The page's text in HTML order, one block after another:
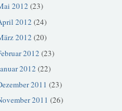
2012 (23)
2012 (24)
2012 (20)
2012 (23)
2012 (22)
2011 (23)
2011 (26)